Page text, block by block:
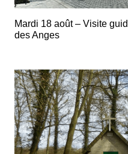
Mardi 18 août – Visite
des Anges